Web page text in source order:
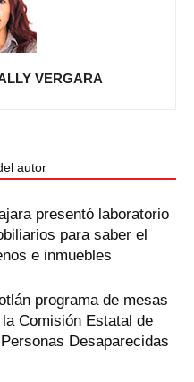
VERGARA
autor
presentó laboratorio
para saber el
e inmuebles
programa de mesas
Comisión Estatal de
Desaparecidas